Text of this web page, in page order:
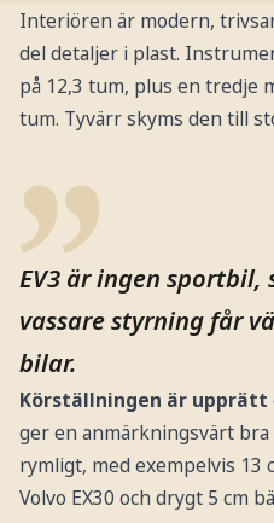
Interiören är modern,
del detaljer i plast.
på 12,3 tum, plus en tredje
tum. Tyvärr skyms den till
EV3 är ingen sportbil,
vassare styrning får
bilar.
Körställningen är upprätt
ger en anmärkningsvärt
rymligt, med exempelvis
Volvo EX30 och drygt 5 cm